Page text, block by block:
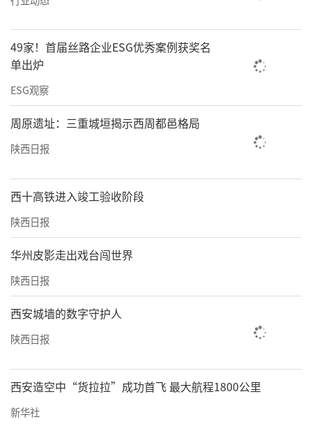
49家！首届丝路企业ESG优秀案例获奖名
单出炉
ESG观察
周原遗址：三重城垣揭示西周都邑格局
陕西日报
西十高铁进入竣工验收阶段
陕西日报
华州皮影走出戏台闯世界
陕西日报
西安城墙的数字守护人
陕西日报
西安造空中“货拉拉”成功首飞 最大航程1800公里
新华社